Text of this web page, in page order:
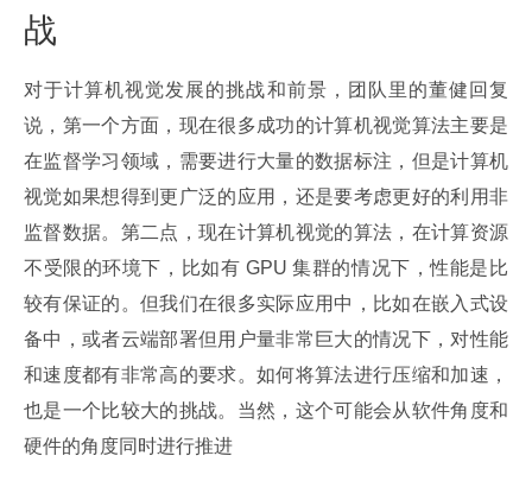
战
对于计算机视觉发展的挑战和前景，团队里的董健回复
说，第一个方面，现在很多成功的计算机视觉算法主要是
在监督学习领域，需要进行大量的数据标注，但是计算机
视觉如果想得到更广泛的应用，还是要考虑更好的利用非
监督数据。第二点，现在计算机视觉的算法，在计算资源
不受限的环境下，比如有 GPU 集群的情况下，性能是比
较有保证的。但我们在很多实际应用中，比如在嵌入式设
备中，或者云端部署但用户量非常巨大的情况下，对性能
和速度都有非常高的要求。如何将算法进行压缩和加速，
也是一个比较大的挑战。当然，这个可能会从软件角度和
硬件的角度同时进行推进